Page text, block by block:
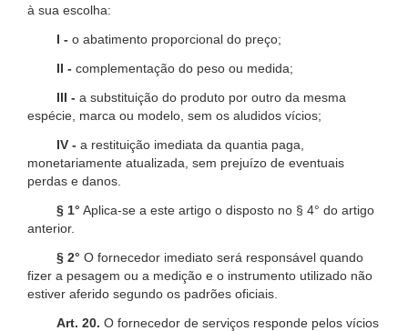
à sua escolha:
I - o abatimento proporcional do preço;
II - complementação do peso ou medida;
III - a substituição do produto por outro da mesma
espécie, marca ou modelo, sem os aludidos vícios;
IV - a restituição imediata da quantia paga,
monetariamente atualizada, sem prejuízo de eventuais
perdas e danos.
§ 1° Aplica-se a este artigo o disposto no § 4° do artigo
anterior.
§ 2° O fornecedor imediato será responsável quando
fizer a pesagem ou a medição e o instrumento utilizado não
estiver aferido segundo os padrões oficiais.
Art. 20. O fornecedor de serviços responde pelos vícios